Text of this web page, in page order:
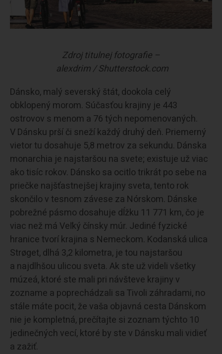
Zdroj titulnej fotografie –
alexdrim / Shutterstock.com
Dánsko, malý severský štát, dookola celý
obklopený morom. Súčasťou krajiny je 443
ostrovov s menom a 76 tých nepomenovaných.
V Dánsku prší či sneží každý druhý deň. Priemerný
vietor tu dosahuje 5,8 metrov za sekundu. Dánska
monarchia je najstaršou na svete; existuje už viac
ako tisíc rokov. Dánsko sa ocitlo trikrát po sebe na
priečke najšťastnejšej krajiny sveta, tento rok
skončilo v tesnom závese za Nórskom. Dánske
pobrežné pásmo dosahuje dĺžku 11 771 km, čo je
viac než má Veľký čínsky múr. Jediné fyzické
hranice tvorí krajina s Nemeckom. Kodanská ulica
Strøget, dlhá 3,2 kilometra, je tou najstaršou
a najdlhšou ulicou sveta. Ak ste už videli všetky
múzeá, ktoré ste mali pri návšteve krajiny v
zozname a poprechádzali sa Tivoli záhradami, no
stále máte pocit, že vaša objavná cesta Dánskom
nie je kompletná, prečítajte si zoznam týchto 10
jedinečných vecí, ktoré by ste v Dánsku mali vidieť
a zažiť.